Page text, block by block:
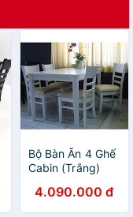
Bộ Bàn Ăn 4 Ghế
Cabin (Trắng)
4.090.000 đ